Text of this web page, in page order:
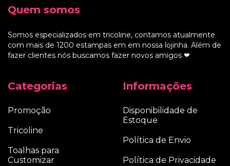
Quem somos
Somos especializados em tricoline, contamos atualmente
com mais de 1200 estampas em em nossa lojinha. Além de
fazer clientes nós buscamos fazer novos amigos ❤
Categorias
Promoção
Tricoline
Toalhas para
Customizar
Informações
Disponibilidade de
Estoque
Política de Envio
Política de Privacidade